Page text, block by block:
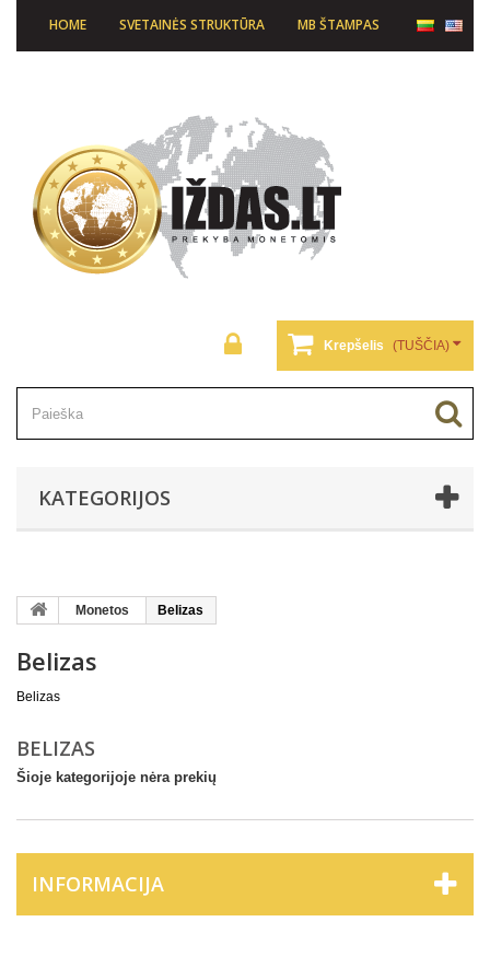
HOME SVETAINĖS STRUKTŪRA MB ŠTAMPAS
Krepšelis (TUŠČIA)
KATEGORIJOS
Monetos Belizas
Belizas
Belizas
BELIZAS
Šioje kategorijoje nėra prekių
INFORMACIJA